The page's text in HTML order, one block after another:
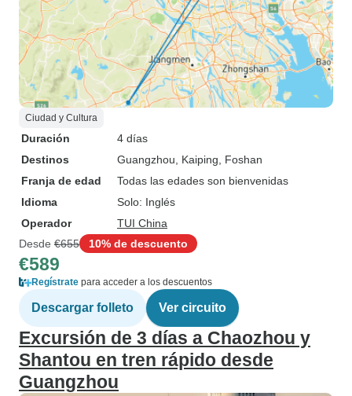
Ciudad y Cultura
Duración
4 días
Destinos
Guangzhou , Kaiping , Foshan
Franja de edad
Todas las edades son bienvenidas
Idioma
Solo: Inglés
Operador
TUI China
Desde €655 10% de descuento
€589
Regístrate para acceder a los descuentos
Descargar folleto Ver circuito
Excursión de 3 días a Chaozhou y
Shantou en tren rápido desde
Guangzhou